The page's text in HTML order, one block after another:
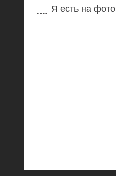
Я есть на фото